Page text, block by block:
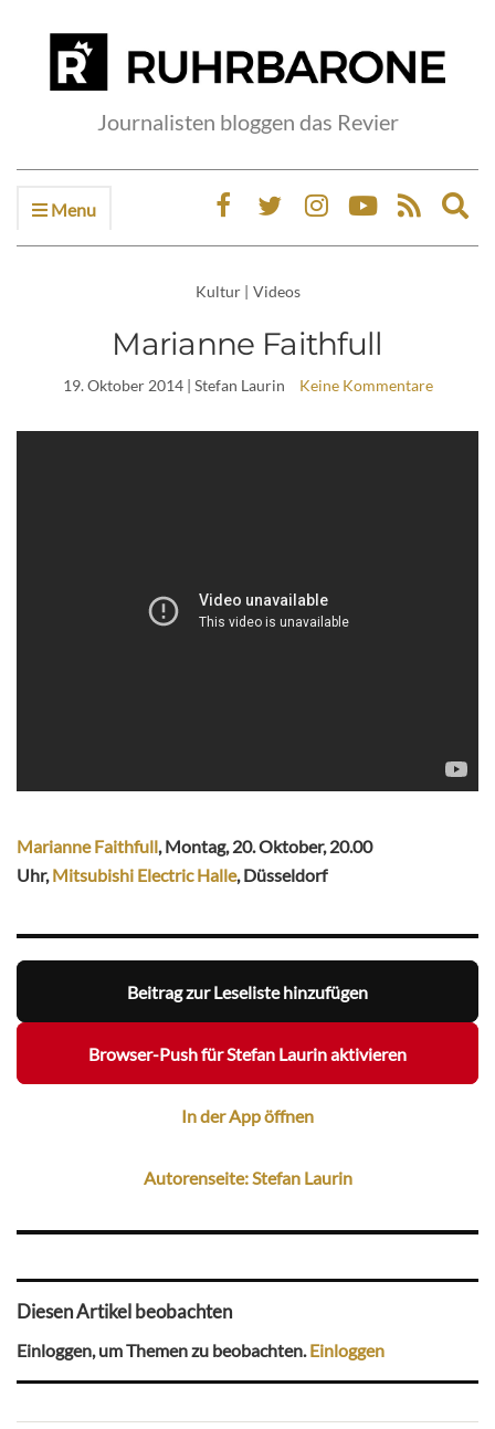
Journalisten bloggen das Revier
Menu
Kultur | Videos
Marianne Faithfull
19. Oktober 2014| Stefan Laurin Keine Kommentare
Marianne Faithfull, Montag, 20. Oktober, 20.00
Uhr,Mitsubishi Electric Halle, Düsseldorf
Beitrag zur Leseliste hinzufügen
Browser-Push für Stefan Laurin aktivieren
In der App öffnen
Autorenseite: Stefan Laurin
Diesen Artikel beobachten
Einloggen, um Themen zu beobachten.Einloggen